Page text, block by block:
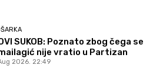
SUKOB: Poznato zbog čega se
nije vratio u Partizan
2026. 22:49